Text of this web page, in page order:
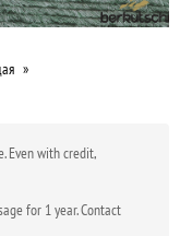
Even with credit,
for 1 year. Contact